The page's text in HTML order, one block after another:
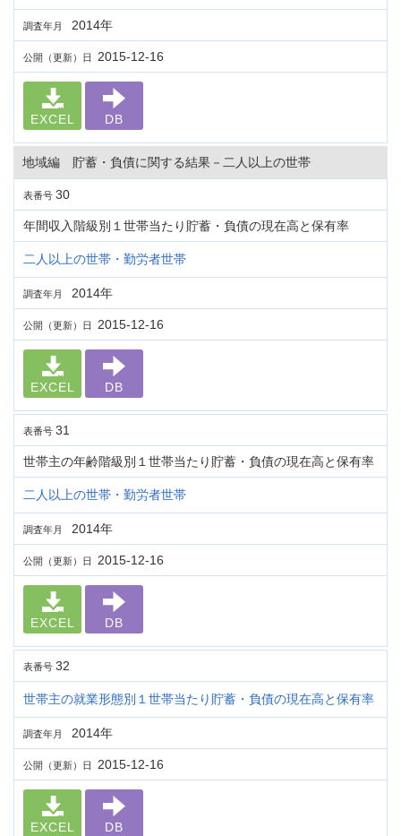
調査年月 2014年
公開（更新）日 2015-12-16
EXCEL DB
地域編 貯蓄・負債に関する結果－二人以上の世帯
表番号 30
年間収入階級別１世帯当たり貯蓄・負債の現在高と保有率
二人以上の世帯・勤労者世帯
調査年月 2014年
公開（更新）日 2015-12-16
EXCEL DB
表番号 31
世帯主の年齢階級別１世帯当たり貯蓄・負債の現在高と保有率
二人以上の世帯・勤労者世帯
調査年月 2014年
公開（更新）日 2015-12-16
EXCEL DB
表番号 32
世帯主の就業形態別１世帯当たり貯蓄・負債の現在高と保有率
調査年月 2014年
公開（更新）日 2015-12-16
EXCEL DB